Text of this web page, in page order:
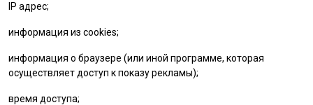
IP адрес;
информация из cookies;
информация о браузере (или иной программе, которая
осуществляет доступ к показу рекламы);
время доступа;